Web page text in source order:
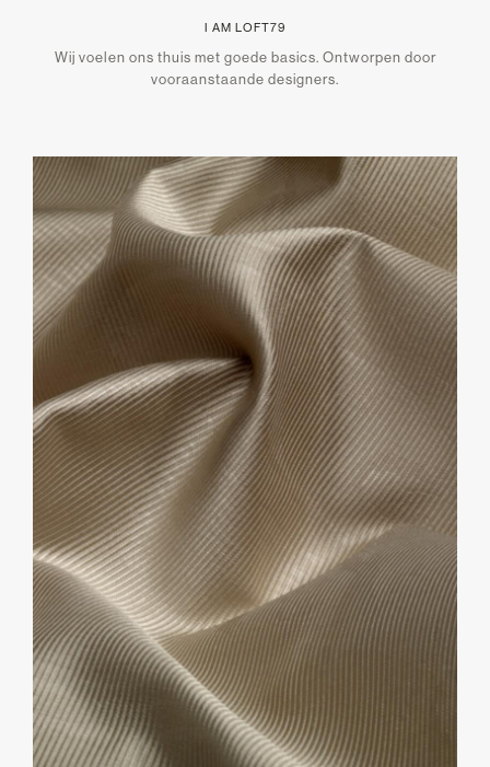
I AM LOFT79
Wij voelen ons thuis met goede basics. Ontworpen door
vooraanstaande designers.